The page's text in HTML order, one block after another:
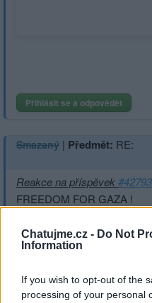
Chatujme.cz - Do Not
Information
If you wish to opt-out of the
processing of your personal
Přihlásit se a odpovědět
Smazaný | Předmět: RE:
Reakce na příspěvek#42793
FREEDOM FOR GAZA !
Přihlásit se a odpovědět